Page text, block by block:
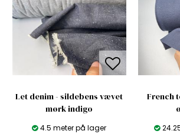
Let denim - sildebens vævet
mørk indigo
4.5 meter på lager
French